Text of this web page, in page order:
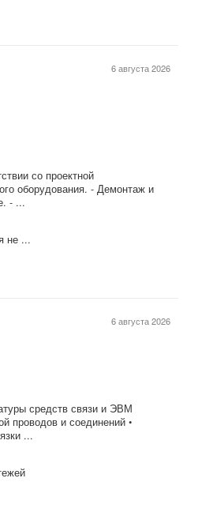
6 августа 2026
со проектной
оборудования. - Демонтаж и
- ...
не ...
6 августа 2026
средств связи и ЭВМ
проводов и соединений •
...